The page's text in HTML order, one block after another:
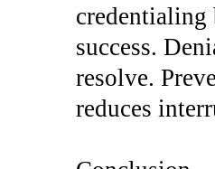
credentialing
success.
resolve.
reduces